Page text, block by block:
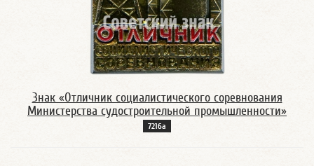
Знак «Отличник социалистического соревнования
Министерства судостроительной промышленности»
7216а